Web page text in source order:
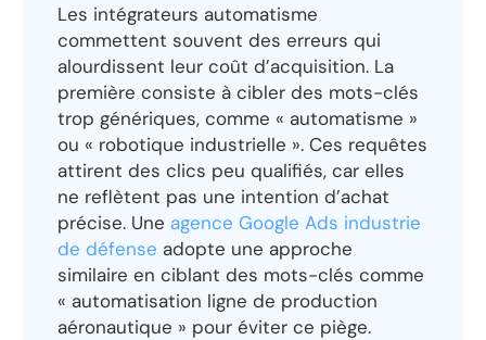
Les intégrateurs automatisme
commettent souvent des erreurs qui
alourdissent leur coût d’acquisition. La
première consiste à cibler des mots-clés
trop génériques, comme « automatisme »
ou « robotique industrielle ». Ces requêtes
attirent des clics peu qualifiés, car elles
ne reflètent pas une intention d’achat
précise. Une agence Google Ads industrie
de défense adopte une approche
similaire en ciblant des mots-clés comme
« automatisation ligne de production
aéronautique » pour éviter ce piège.